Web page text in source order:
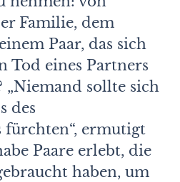
Familie, dem
Paar, das sich
Tod eines Partners
sollte sich
des
fürchten“, ermutigt
Paare erlebt, die
haben, um